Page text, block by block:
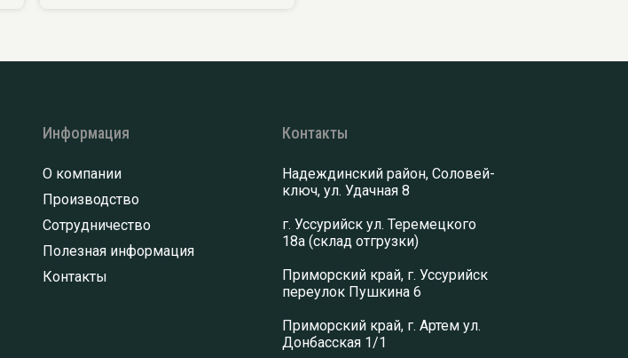
Информация
О компании
Производство
Сотрудничество
Полезная информация
Контакты
Контакты
Надеждинский район, Соловей-
ключ, ул. Удачная 8
г. Уссурийск ул. Теремецкого
18а (склад отгрузки)
Приморский край, г. Уссурийск
переулок Пушкина 6
Приморский край, г. Артем ул.
Донбасская 1/1